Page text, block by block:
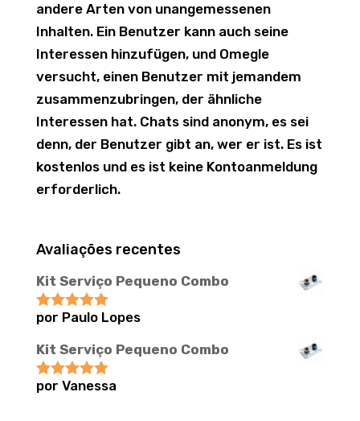
andere Arten von unangemessenen
Inhalten. Ein Benutzer kann auch seine
Interessen hinzufügen, und Omegle
versucht, einen Benutzer mit jemandem
zusammenzubringen, der ähnliche
Interessen hat. Chats sind anonym, es sei
denn, der Benutzer gibt an, wer er ist. Es ist
kostenlos und es ist keine Kontoanmeldung
erforderlich.
Avaliações recentes
Kit Serviço Pequeno Combo
Avaliação5
por Paulo Lopes
Kit Serviço Pequeno Combo
Avaliação5
por Vanessa